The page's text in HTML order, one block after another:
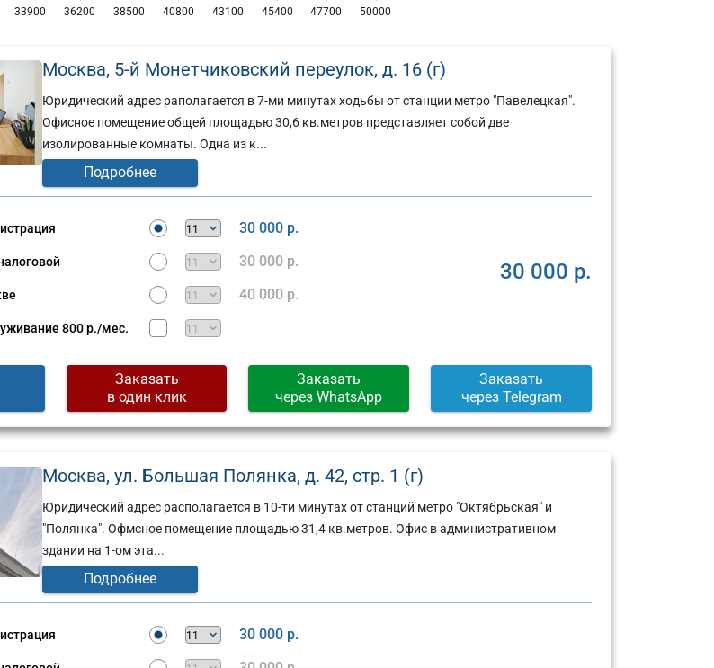
Юридический
адрес:
Москва, 5-й Монетчиковский переулок, д. 16 (г)
Юридический адрес раполагается в 7-ми минутах ходьбы от станции метро "Павелецкая".
Офисное помещение общей площадью 30,6 кв.метров представляет собой две
изолированные комнаты. Одна из к...
Подробнее
30 000 р.
30 000 р.
40 000 р.
800 р./мес.
30 000 р.
Заказать
в один клик
Заказать
через WhatsApp
Заказать
через Telegram
Москва, ул. Большая Полянка, д. 42, стр. 1 (г)
Юридический адрес располагается в 10-ти минутах от станций метро "Октябрьская" и
"Полянка". Офмсное помещение площадью 31,4 кв.метров. Офис в административном
здании на 1-ом эта...
Подробнее
30 000 р.